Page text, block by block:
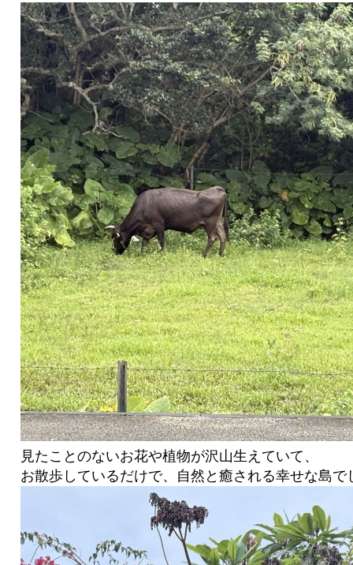
見たことのないお花や植物が沢山生えていて、
お散歩しているだけで、自然と癒される幸せな島で